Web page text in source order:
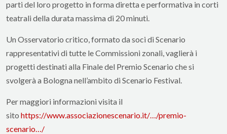
parti del loro progetto in forma diretta e performativa in corti
teatrali della durata massima di 20 minuti.
Un Osservatorio critico, formato da soci di Scenario
rappresentativi di tutte le Commissioni zonali, vaglierà i
progetti destinati alla Finale del Premio Scenario che si
svolgerà a Bologna nell’ambito di Scenario Festival.
Per maggiori informazioni visita il
sito https://www.associazionescenario.it/…/premio-
scenario…/